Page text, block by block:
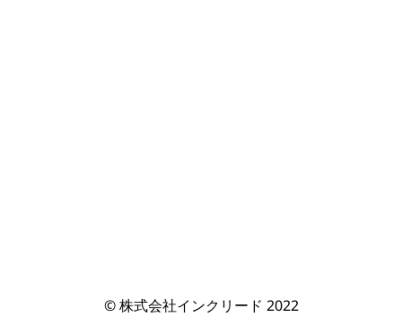
© 株式会社インクリード 2022